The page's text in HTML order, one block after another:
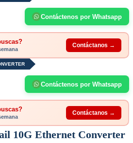
Contáctenos por Whatsapp
Contáctanos →
Contáctenos por Whatsapp
Contáctanos →
10G Ethernet Converter